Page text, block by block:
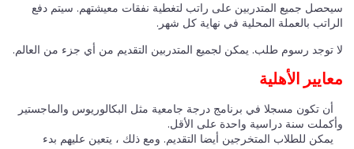
سيحصل جميع المتدربين على راتب لتغطية نفقات معيشتهم. سيتم دفع
الراتب بالعملة المحلية في نهاية كل شهر.
لا توجد رسوم طلب. يمكن لجميع المتدربين التقديم من أي جزء من العالم.
معايير الأهلية
أن تكون مسجلا في برنامج درجة جامعية مثل البكالوريوس والماجستير
وأكملت سنة دراسية واحدة على الأقل.
يمكن للطلاب المتخرجين أيضا التقديم. ومع ذلك ، يتعين عليهم بدء